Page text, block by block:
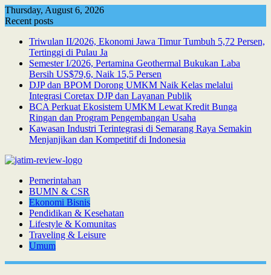
Skip
to
Thursday, August 6, 2026
Recent posts
Triwulan II/2026, Ekonomi Jawa Timur Tumbuh 5,72 Persen,
Tertinggi di Pulau Ja
Semester I/2026, Pertamina Geothermal Bukukan Laba
Bersih US$79,6, Naik 15,5 Persen
DJP dan BPOM Dorong UMKM Naik Kelas melalui
Integrasi Coretax DJP dan Layanan Publik
BCA Perkuat Ekosistem UMKM Lewat Kredit Bunga
Ringan dan Program Pengembangan Usaha
Kawasan Industri Terintegrasi di Semarang Raya Semakin
Menjanjikan dan Kompetitif di Indonesia
Pemerintahan
BUMN & CSR
Ekonomi Bisnis
Pendidikan & Kesehatan
Lifestyle & Komunitas
Traveling & Leisure
Umum